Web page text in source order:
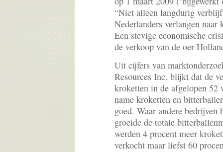
“Niet alleen langdurig
Nederlanders verlangen
Een stevige economische
de verkoop van de oer-
Uit cijfers van
Resources Inc. blijkt dat de
kroketten in de afgelopen 52
name kroketten en
goed. Waar andere bedrijven
groeide de totale
werden 4 procent meer
verkocht maar liefst 60